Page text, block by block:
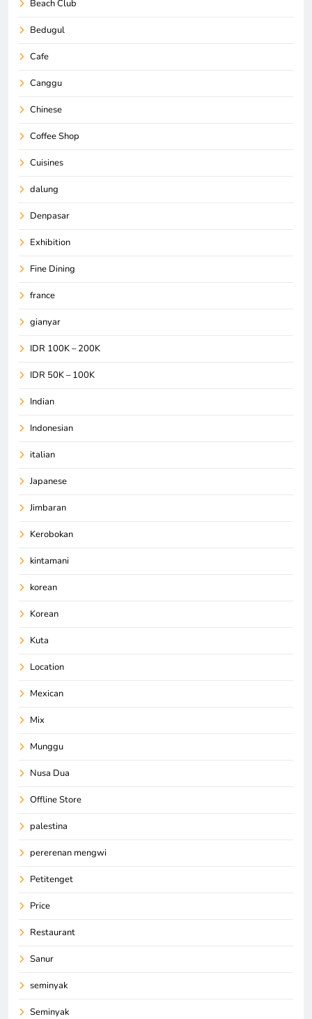
Beach Club
Bedugul
Cafe
Canggu
Chinese
Coffee Shop
Cuisines
dalung
Denpasar
Exhibition
Fine Dining
france
gianyar
IDR 100K – 200K
IDR 50K – 100K
Indian
Indonesian
italian
Japanese
Jimbaran
Kerobokan
kintamani
korean
Korean
Kuta
Location
Mexican
Mix
Munggu
Nusa Dua
Offline Store
palestina
pererenan mengwi
Petitenget
Price
Restaurant
Sanur
seminyak
Seminyak